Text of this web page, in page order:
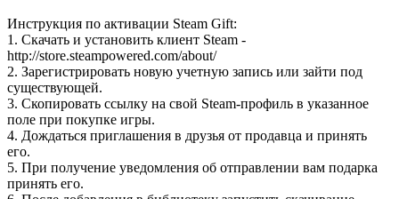
Инструкция по активации Steam Gift:
1. Скачать и установить клиент Steam -
http://store.steampowered.com/about/
2. Зарегистрировать новую учетную запись или зайти под
существующей.
3. Скопировать ссылку на свой Steam-профиль в указанное
поле при покупке игры.
4. Дождаться приглашения в друзья от продавца и принять
его.
5. При получение уведомления об отправлении вам подарка
принять его.